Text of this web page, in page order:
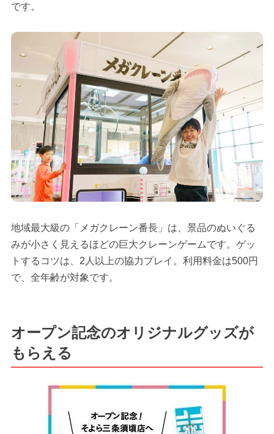
です。
地域最大級の「メガクレーン番長」は、景品のぬいぐる
みが小さく見えるほどの巨大クレーンゲームです。ゲッ
トするコツは、2人以上の協力プレイ。利用料金は500円
で、全年齢が対象です。
オープン記念のオリジナルグッズが
もらえる